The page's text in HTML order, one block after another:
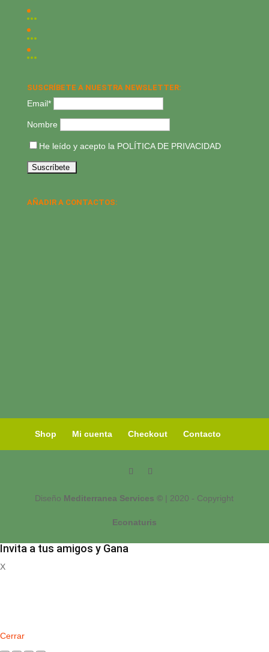
SUSCRÍBETE A NUESTRA NEWSLETTER:
Email*
Nombre
He leído y acepto la POLÍTICA DE PRIVACIDAD
AÑADIR A CONTACTOS:
Shop Mi cuenta Checkout Contacto
Diseño Mediterranea Services © | 2020 - Copyright
Econaturis
Invita a tus amigos y Gana
X
Cerrar